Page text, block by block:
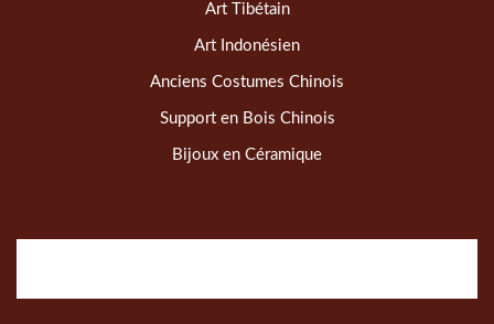
Art Tibétain
Art Indonésien
Anciens Costumes Chinois
Support en Bois Chinois
Bijoux en Céramique